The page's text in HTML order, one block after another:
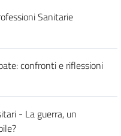
Sanitarie
confronti e riflessioni
- La guerra, un